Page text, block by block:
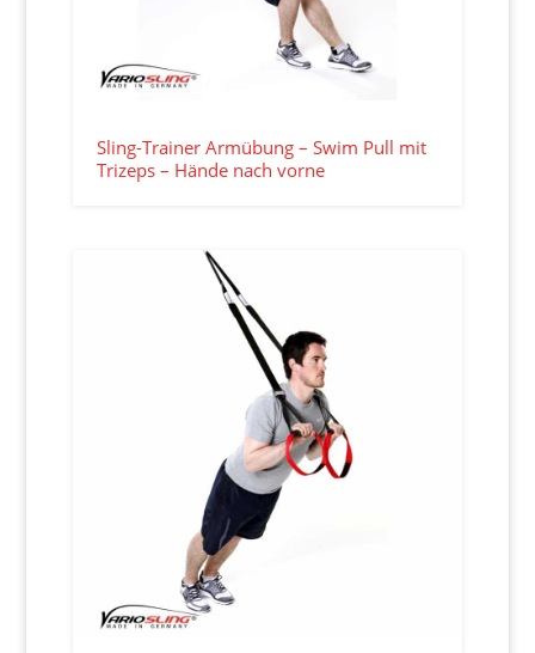
Sling-Trainer Armübung – Swim Pull mit
Trizeps – Hände nach vorne